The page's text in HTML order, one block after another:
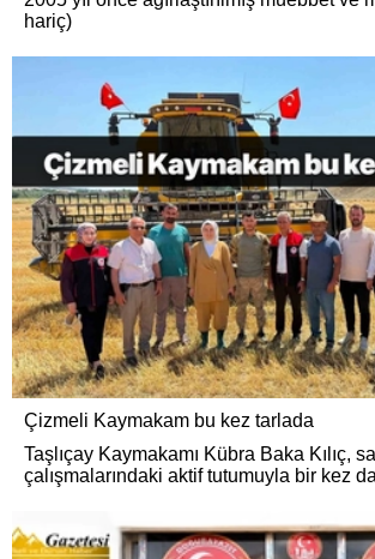
hariç)
Çizmeli Kaymakam bu kez tarlada
Taşlıçay Kaymakamı Kübra Baka Kılıç,
çalışmalarındaki aktif tutumuyla bir kez